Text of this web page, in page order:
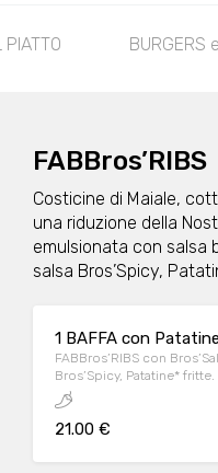
PIATTO BURGERS
FABBros’RIBS
Costicine di Maiale,
una riduzione della
emulsionata con salsa
salsa Bros’Spicy,
1 BAFFA con Patatine
FABBros’RIBS con
Bros’Spicy, Patatine* fritte.
21.00 €